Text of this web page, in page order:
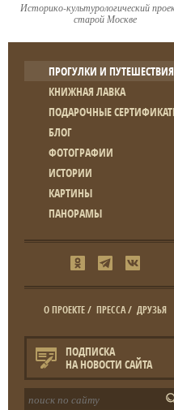
Историко-культурологический
старой Москве
ПРОГУЛКИ И ПУТЕШЕСТВИЯ
КНИЖНАЯ ЛАВКА
ПОДАРОЧНЫЕ
БЛОГ
ФОТОГРАФИИ
ИСТОРИИ
КАРТИНЫ
ПАНОРАМЫ
О ПРОЕКТЕ/ ПРЕССА/ ДРУЗЬЯ
ПОДПИСКА
НА НОВОСТИ САЙТА